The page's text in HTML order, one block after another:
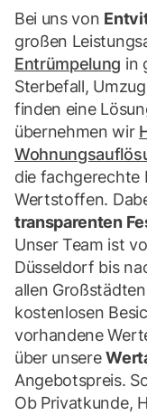
Bei uns von
großen
Entrümpelung in
Sterbefall,
finden eine
übernehmen wir
die fachgerechte
Wertstoffen.
transparenten
Unser Team ist
Düsseldorf bis
allen
kostenlosen
vorhandene
über unsere
Angebotspreis.
Ob Privatkunde,